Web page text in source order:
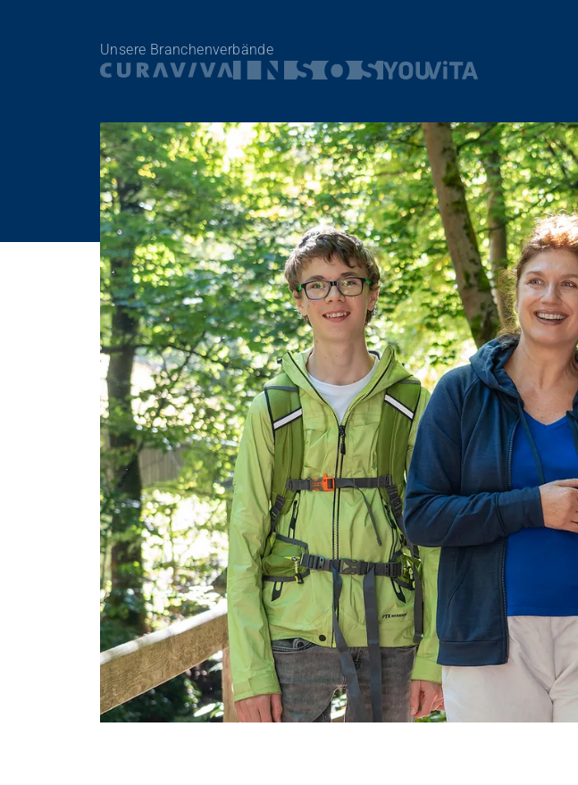
Personal rekrutieren und führen
Arbeit und Betriebskultur gestalten
Finanzierung regeln
Angebote bewerben
Angebote entwickeln
Nachhaltigkeit fördern
Einkauf organisieren
Berufliche Inklusion fördern
Mit Angehörigen arbeiten
Lebensende gestalten
Übergänge gestalten
Empowerment stärken
Gesundheitsfragen angehen
Integrität schützen
Bei Demenz begleiten
Psychische Gesundheit fördern
Unsere Branchenverbände